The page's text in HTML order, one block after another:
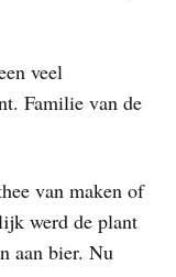
veel
Familie van de
van maken of
werd de plant
aan bier. Nu